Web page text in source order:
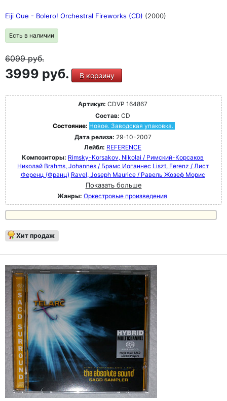
Eiji Oue - Bolero! Orchestral Fireworks (CD) (2000)
Есть в наличии
6099руб.
3999 руб. В корзину
Артикул: CDVP 164867
Состав: CD
Состояние: Новое. Заводская упаковка.
Дата релиза: 29-10-2007
Лейбл: REFERENCE
Композиторы: Rimsky-Korsakov, Nikolai / Римский-Корсаков
Николай Brahms, Johannes / Брамс Иоганнес Liszt, Ferenz / Лист
Ференц (Франц) Ravel, Joseph Maurice / Равель Жозеф Морис
Показать больше
Жанры: Оркестровые произведения
Хит продаж